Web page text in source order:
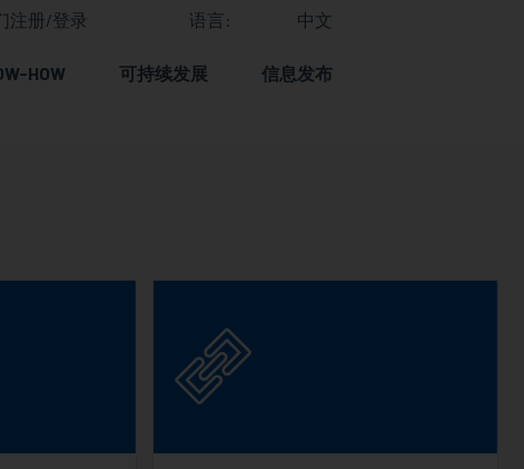
HOW 可持续发展 信息发布
语言: 中文
注册/登录